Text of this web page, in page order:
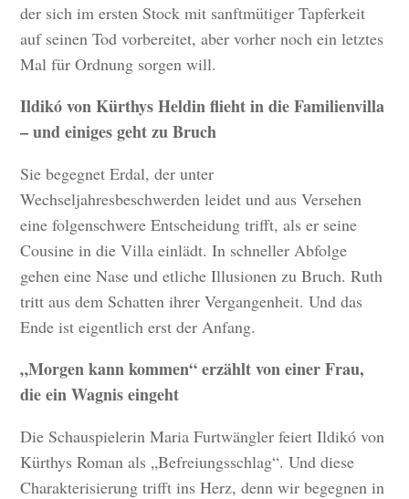
der sich im ersten Stock mit sanftmütiger Tapferkeit
auf seinen Tod vorbereitet, aber vorher noch ein letztes
Mal für Ordnung sorgen will.
Ildikó von Kürthys Heldin flieht in die Familienvilla
– und einiges geht zu Bruch
Sie begegnet Erdal, der unter
Wechseljahresbeschwerden leidet und aus Versehen
eine folgenschwere Entscheidung trifft, als er seine
Cousine in die Villa einlädt. In schneller Abfolge
gehen eine Nase und etliche Illusionen zu Bruch. Ruth
tritt aus dem Schatten ihrer Vergangenheit. Und das
Ende ist eigentlich erst der Anfang.
„Morgen kann kommen“ erzählt von einer Frau,
die ein Wagnis eingeht
Die Schauspielerin Maria Furtwängler feiert Ildikó von
Kürthys Roman als „Befreiungsschlag“. Und diese
Charakterisierung trifft ins Herz, denn wir begegnen in